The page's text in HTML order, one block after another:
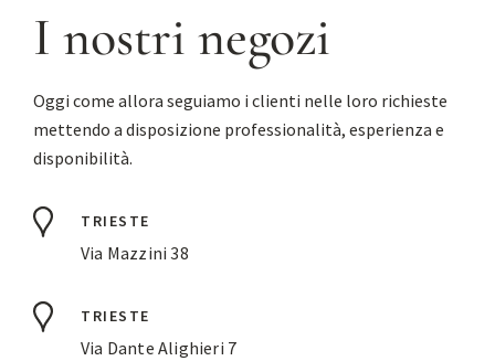
I nostri negozi
Oggi come allora seguiamo i clienti nelle loro richieste
mettendo a disposizione professionalità, esperienza e
disponibilità.
TRIESTE
Via Mazzini 38
TRIESTE
Via Dante Alighieri 7